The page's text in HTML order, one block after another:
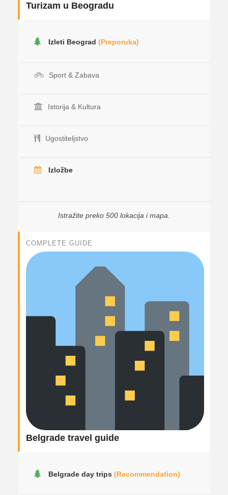
Turizam u Beogradu
Izleti Beograd (Preporuka)
Sport & Zabava
Istorija & Kultura
Ugostiteljstvo
Izložbe
Istražite preko 500 lokacija i mapa.
COMPLETE GUIDE
Belgrade travel guide
Belgrade day trips (Recommendation)